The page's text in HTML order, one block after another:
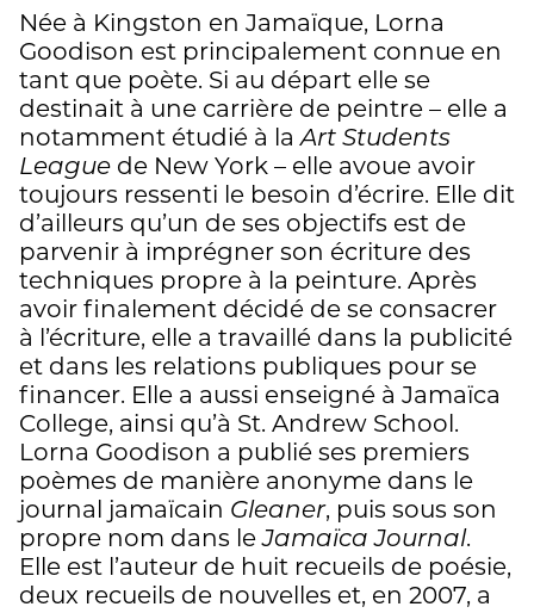
Née à Kingston en Jamaïque, Lorna
Goodison est principalement connue en
tant que poète. Si au départ elle se
destinait à une carrière de peintre – elle a
notamment étudié à laArt Students
League de New York – elle avoue avoir
toujours ressenti le besoin d’écrire. Elle dit
d’ailleurs qu’un de ses objectifs est de
parvenir à imprégner son écriture des
techniques propre à la peinture. Après
avoir finalement décidé de se consacrer
à l’écriture, elle a travaillé dans la publicité
et dans les relations publiques pour se
financer. Elle a aussi enseigné à Jamaïca
College, ainsi qu’à St. Andrew School.
Lorna Goodison a publié ses premiers
poèmes de manière anonyme dans le
journal jamaïcain Gleaner, puis sous son
propre nom dans leJamaïca Journal.
Elle est l’auteur de huit recueils de poésie,
deux recueils de nouvelles et, en 2007, a